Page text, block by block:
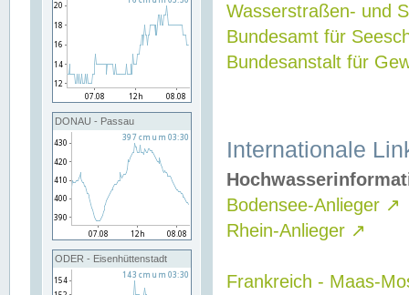
DONAU - Passau
ODER - Eisenhüttenstadt
Wasserstraßen- und
Bundesamt für
Bundesanstalt für
Internationale
Bodensee-Anlieger ↗
Rhein-Anlieger ↗
Frankreich - Maas-